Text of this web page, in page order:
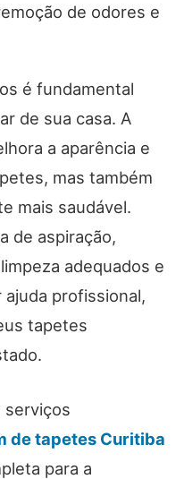
de odores e
é fundamental
de sua casa. A
a aparência e
mas também
mais saudável.
de aspiração,
adequados e
profissional,
tapetes
serviços
de tapetes Curitiba
para a